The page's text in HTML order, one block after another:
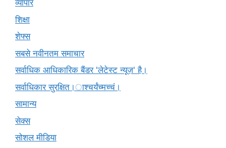
व्यापार
शिक्षा
शेफ्स
सबसे नवीनतम समाचार
सर्वाधिक आधिकारिक बैंडर 'लेटेस्ट न्यूज़' है।
सर्वाधिकार सुरक्षित।ाश्चर्यंच्मच्चं।
सामान्य
सेक्स
सोशल मीडिया